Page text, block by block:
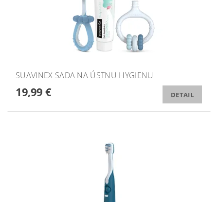
SUAVINEX SADA NA ÚSTNU HYGIENU
19,99 € DETAIL